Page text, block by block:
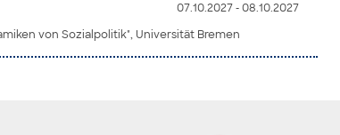
07.10.2027 - 08.10.2027
von Sozialpolitik", Universität Bremen